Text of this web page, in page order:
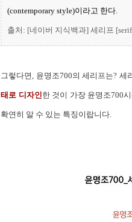
(contemporary style)이라고 한다.
출처: [네이버 지식백과] 세리프
그렇다면, 윤명조700의 세리프는? 세
태로 디자인한 것이 가장 윤명조700
확연히 알 수 있는 특징이랍니다.